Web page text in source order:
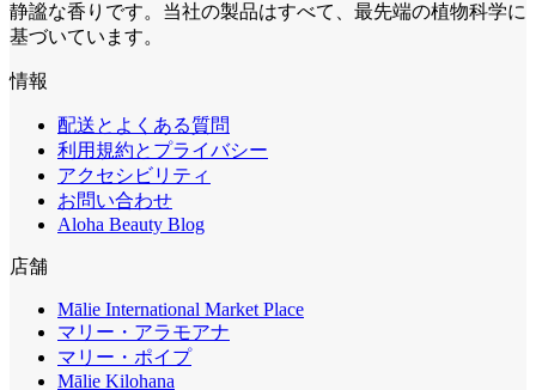
静謐な香りです。当社の製品はすべて、最先端の植物科学に
基づいています。
情報
配送とよくある質問
利用規約とプライバシー
アクセシビリティ
お問い合わせ
Aloha Beauty Blog
店舗
Mālie International Market Place
マリー・アラモアナ
マリー・ポイプ
Mālie Kilohana